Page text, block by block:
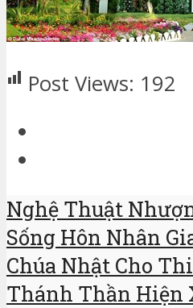
Post Views: 192
Nghệ Thuật
Sống Hôn Nhân
Chúa Nhật Cho
Thánh Thần Hiện